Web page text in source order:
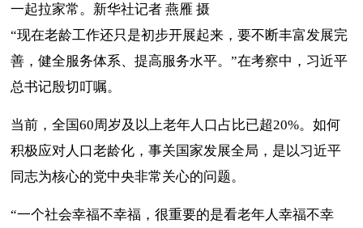
一起拉家常。新华社记者 燕雁 摄
“现在老龄工作还只是初步开展起来，要不断丰富发展完
善，健全服务体系、提高服务水平。”在考察中，习近平
总书记殷切叮嘱。
当前，全国60周岁及以上老年人口占比已超20%。如何
积极应对人口老龄化，事关国家发展全局，是以习近平
同志为核心的党中央非常关心的问题。
“一个社会幸福不幸福，很重要的是看老年人幸福不幸